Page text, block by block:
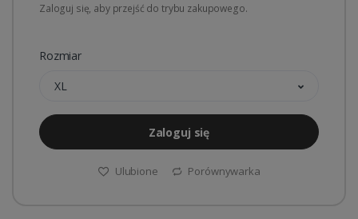
Zaloguj się, aby przejść do trybu zakupowego.
Rozmiar
XL
Zaloguj się
Ulubione Porównywarka